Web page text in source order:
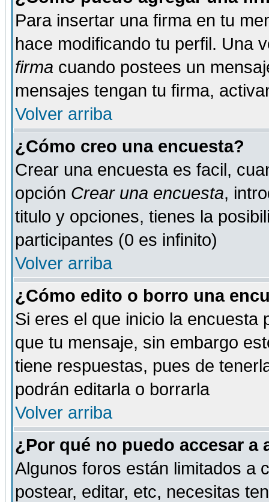
Para insertar una firma en tu
hace modificando tu perfil. Una
firma cuando postees un
mensajes tengan tu firma,
Volver arriba
¿Cómo creo una encuesta?
Crear una encuesta es facil,
opción Crear una encuesta,
titulo y opciones, tienes la
participantes (0 es infinito)
Volver arriba
¿Cómo edito o borro una
Si eres el que inicio la encuesta
que tu mensaje, sin embargo
tiene respuestas, pues de
podrán editarla o borrarla
Volver arriba
¿Por qué no puedo accesar a
Algunos foros están limitados a
postear, editar, etc, necesitas